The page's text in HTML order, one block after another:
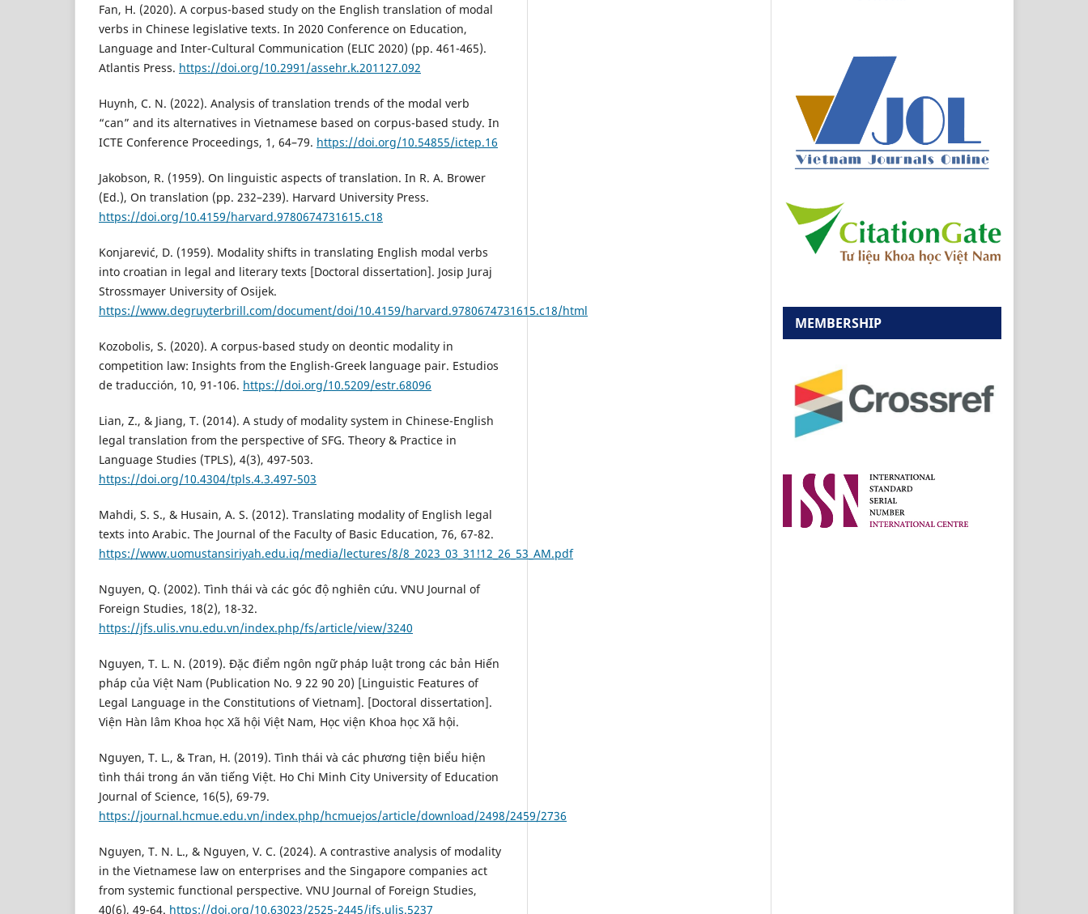
Fan, H. (2020). A corpus-based study on the English translation of modal
verbs in Chinese legislative texts. In 2020 Conference on Education,
Language and Inter-Cultural Communication (ELIC 2020) (pp. 461-465).
Atlantis Press. https://doi.org/10.2991/assehr.k.201127.092
Huynh, C. N. (2022). Analysis of translation trends of the modal verb
“can” and its alternatives in Vietnamese based on corpus-based study. In
ICTE Conference Proceedings, 1, 64–79. https://doi.org/10.54855/ictep.16
Jakobson, R. (1959). On linguistic aspects of translation. In R. A. Brower
(Ed.), On translation (pp. 232–239). Harvard University Press.
https://doi.org/10.4159/harvard.9780674731615.c18
Konjarević, D. (1959). Modality shifts in translating English modal verbs
into croatian in legal and literary texts [Doctoral dissertation]. Josip Juraj
Strossmayer University of Osijek.
https://www.degruyterbrill.com/document/doi/10.4159/harvard.9780674731615.c18/html
Kozobolis, S. (2020). A corpus-based study on deontic modality in
competition law: Insights from the English-Greek language pair. Estudios
de traducción, 10, 91-106. https://doi.org/10.5209/estr.68096
Lian, Z., & Jiang, T. (2014). A study of modality system in Chinese-English
legal translation from the perspective of SFG. Theory & Practice in
Language Studies (TPLS), 4(3), 497-503.
https://doi.org/10.4304/tpls.4.3.497-503
Mahdi, S. S., & Husain, A. S. (2012). Translating modality of English legal
texts into Arabic. The Journal of the Faculty of Basic Education, 76, 67-82.
https://www.uomustansiriyah.edu.iq/media/lectures/8/8_2023_03_31!12_26_53_AM.pdf
Nguyen, Q. (2002). Tình thái và các góc độ nghiên cứu. VNU Journal of
Foreign Studies, 18(2), 18-32.
https://jfs.ulis.vnu.edu.vn/index.php/fs/article/view/3240
Nguyen, T. L. N. (2019). Đặc điểm ngôn ngữ pháp luật trong các bản Hiến
pháp của Việt Nam (Publication No. 9 22 90 20) [Linguistic Features of
Legal Language in the Constitutions of Vietnam]. [Doctoral dissertation].
Viện Hàn lâm Khoa học Xã hội Việt Nam, Học viện Khoa học Xã hội.
Nguyen, T. L., & Tran, H. (2019). Tình thái và các phương tiện biểu hiện
tình thái trong án văn tiếng Việt. Ho Chi Minh City University of Education
Journal of Science, 16(5), 69-79.
https://journal.hcmue.edu.vn/index.php/hcmuejos/article/download/2498/2459/2736
Nguyen, T. N. L., & Nguyen, V. C. (2024). A contrastive analysis of modality
in the Vietnamese law on enterprises and the Singapore companies act
from systemic functional perspective. VNU Journal of Foreign Studies,
40(6), 49-64. https://doi.org/10.63023/2525-2445/jfs.ulis.5237
MEMBERSHIP